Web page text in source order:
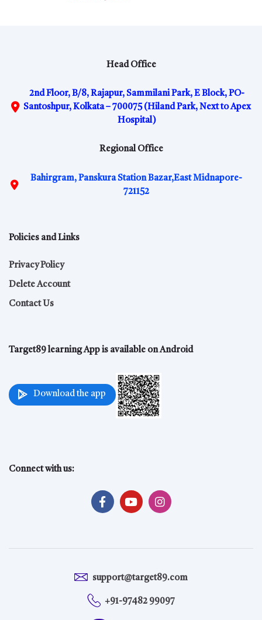
Head Office
2nd Floor, B/8, Rajapur, Sammilani Park, E Block, PO-
Santoshpur, Kolkata – 700075 (Hiland Park, Next to Apex
Hospital)
Regional Office
Bahirgram, Panskura Station Bazar,East Midnapore-
721152
Policies and Links
Privacy Policy
Delete Account
Contact Us
Target89 learning App is available on Android
Download the app
Connect with us:
support@target89.com
+91-97482 99097